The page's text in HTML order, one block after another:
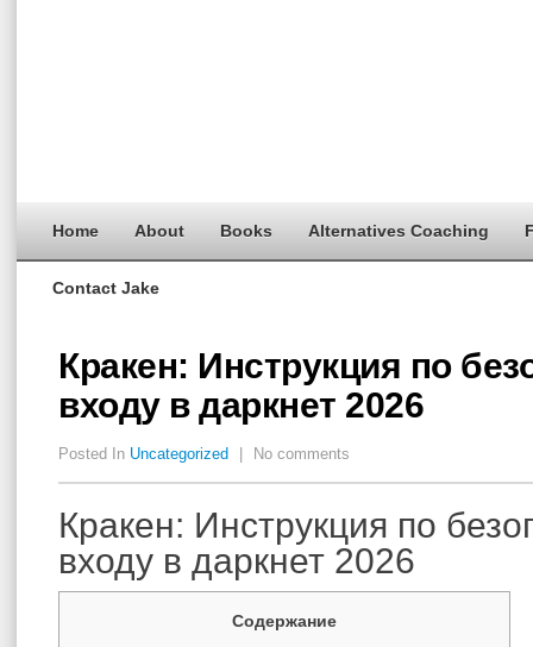
Home About Books Alternatives Coaching
Contact Jake
Кракен: Инструкция по
входу в даркнет 2026
Posted In Uncategorized No comments
Кракен: Инструкция по
входу в даркнет 2026
Содержание